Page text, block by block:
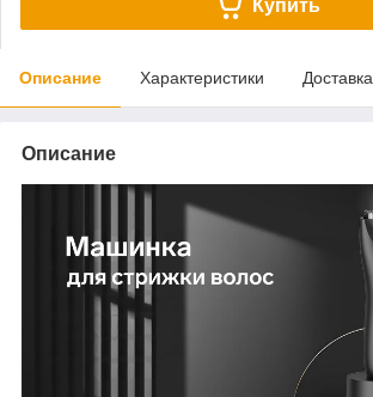
Купить
Описание Характеристики Доставка
Описание